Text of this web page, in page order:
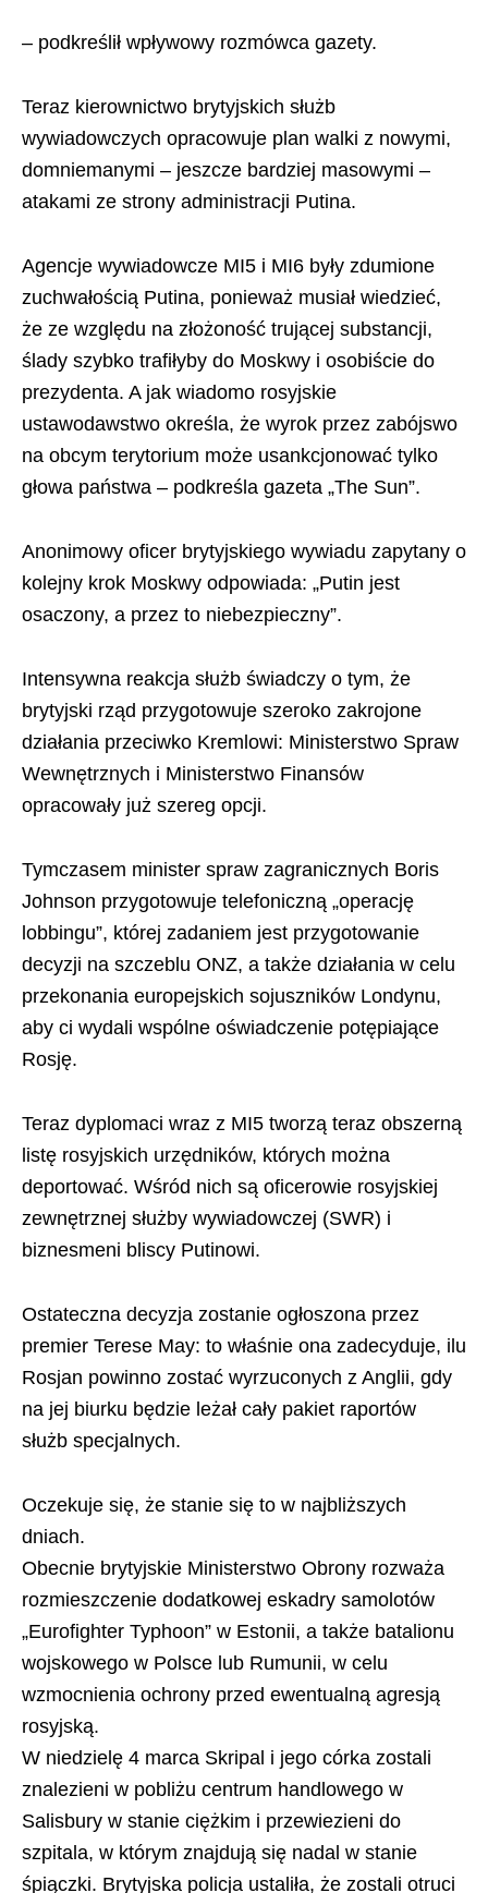
– podkreślił wpływowy rozmówca gazety.
Teraz kierownictwo brytyjskich służb
wywiadowczych opracowuje plan walki z nowymi,
domniemanymi – jeszcze bardziej masowymi –
atakami ze strony administracji Putina.
Agencje wywiadowcze MI5 i MI6 były zdumione
zuchwałością Putina, ponieważ musiał wiedzieć,
że ze względu na złożoność trującej substancji,
ślady szybko trafiłyby do Moskwy i osobiście do
prezydenta. A jak wiadomo rosyjskie
ustawodawstwo określa, że wyrok przez zabójswo
na obcym terytorium może usankcjonować tylko
głowa państwa – podkreśla gazeta „The Sun”.
Anonimowy oficer brytyjskiego wywiadu zapytany o
kolejny krok Moskwy odpowiada: „Putin jest
osaczony, a przez to niebezpieczny”.
Intensywna reakcja służb świadczy o tym, że
brytyjski rząd przygotowuje szeroko zakrojone
działania przeciwko Kremlowi: Ministerstwo Spraw
Wewnętrznych i Ministerstwo Finansów
opracowały już szereg opcji.
Tymczasem minister spraw zagranicznych Boris
Johnson przygotowuje telefoniczną „operację
lobbingu”, której zadaniem jest przygotowanie
decyzji na szczeblu ONZ, a także działania w celu
przekonania europejskich sojuszników Londynu,
aby ci wydali wspólne oświadczenie potępiające
Rosję.
Teraz dyplomaci wraz z MI5 tworzą teraz obszerną
listę rosyjskich urzędników, których można
deportować. Wśród nich są oficerowie rosyjskiej
zewnętrznej służby wywiadowczej (SWR) i
biznesmeni bliscy Putinowi.
Ostateczna decyzja zostanie ogłoszona przez
premier Terese May: to właśnie ona zadecyduje, ilu
Rosjan powinno zostać wyrzuconych z Anglii, gdy
na jej biurku będzie leżał cały pakiet raportów
służb specjalnych.
Oczekuje się, że stanie się to w najbliższych
dniach.
Obecnie brytyjskie Ministerstwo Obrony rozważa
rozmieszczenie dodatkowej eskadry samolotów
„Eurofighter Typhoon” w Estonii, a także batalionu
wojskowego w Polsce lub Rumunii, w celu
wzmocnienia ochrony przed ewentualną agresją
rosyjską.
W niedzielę 4 marca Skripal i jego córka zostali
znalezieni w pobliżu centrum handlowego w
Salisbury w stanie ciężkim i przewiezieni do
szpitala, w którym znajdują się nadal w stanie
śpiączki. Brytyjska policja ustaliła, że zostali otruci